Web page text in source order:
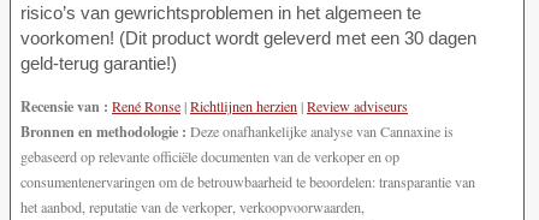
risico’s van gewrichtsproblemen in het algemeen te
voorkomen! (Dit product wordt geleverd met een 30 dagen
geld-terug garantie!)
Recensie van : René Ronse|Richtlijnen herzien|Review adviseurs
Bronnen en methodologie : Deze onafhankelijke analyse van Cannaxine is
gebaseerd op relevante officiële documenten van de verkoper en op
consumentenervaringen om de betrouwbaarheid te beoordelen: transparantie van
het aanbod, reputatie van de verkoper, verkoopvoorwaarden,